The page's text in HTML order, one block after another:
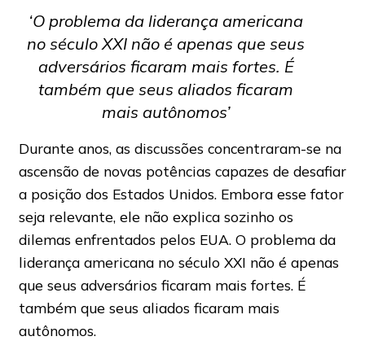
‘O problema da liderança americana
no século XXI não é apenas que seus
adversários ficaram mais fortes. É
também que seus aliados ficaram
mais autônomos’
Durante anos, as discussões concentraram-se na
ascensão de novas potências capazes de desafiar
a posição dos Estados Unidos. Embora esse fator
seja relevante, ele não explica sozinho os
dilemas enfrentados pelos EUA. O problema da
liderança americana no século XXI não é apenas
que seus adversários ficaram mais fortes. É
também que seus aliados ficaram mais
autônomos.